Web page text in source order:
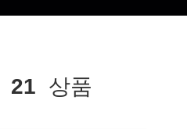
21 상품